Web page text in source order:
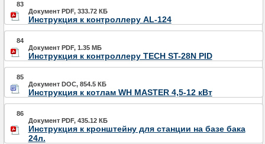
83
Документ PDF, 333.72 КБ
Инструкция к контроллеру AL-124
84
Документ PDF, 1.35 МБ
Инструкция к контроллеру TECH ST-28N PID
85
Документ DOC, 854.5 КБ
Инструкция к котлам WH MASTER 4,5-12 кВт
86
Документ PDF, 435.12 КБ
Инструкция к кронштейну для станции на базе бака
24л.